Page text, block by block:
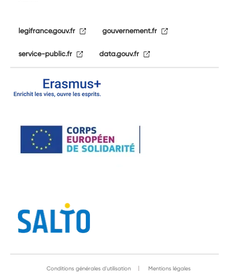
legifrance.gouv.fr gouvernement.fr
service-public.fr data.gouv.fr
Conditions générales d'utilisation
Mentions légales